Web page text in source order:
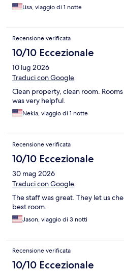
Lisa, viaggio di 1 notte
Recensione verificata
10/10 Eccezionale
10 lug 2026
Traduci con Google
Clean property, clean room.
was very helpful.
Nekia, viaggio di 1 notte
Recensione verificata
10/10 Eccezionale
30 mag 2026
Traduci con Google
The staff was great. They let us
best room.
Jason, viaggio di 3 notti
Recensione verificata
10/10 Eccezionale